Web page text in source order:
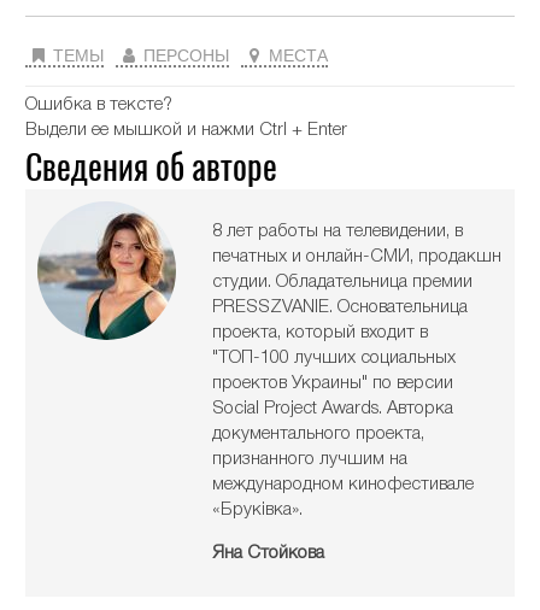
ТЕМЫ ПЕРСОНЫ МЕСТА
Ошибка в тексте?
Выдели ее мышкой и нажми Ctrl + Enter
Сведения об авторе
8 лет работы на телевидении, в
печатных и онлайн-СМИ, продакшн
студии. Обладательница премии
PRESSZVANIE. Основательница
проекта, который входит в
"ТОП-100 лучших социальных
проектов Украины" по версии
Social Project Awards. Авторка
документального проекта,
признанного лучшим на
международном кинофестивале
«Бруківка».
Яна Стойкова